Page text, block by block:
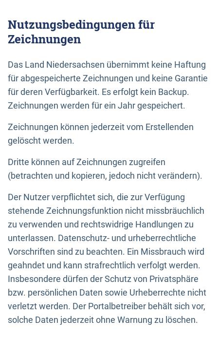
Nutzungsbedingungen für
Zeichnungen
Das Land Niedersachsen übernimmt keine Haftung
für abgespeicherte Zeichnungen und keine Garantie
für deren Verfügbarkeit. Es erfolgt kein Backup.
Zeichnungen werden für ein Jahr gespeichert.
Zeichnungen können jederzeit vom Erstellenden
gelöscht werden.
Dritte können auf Zeichnungen zugreifen
(betrachten und kopieren, jedoch nicht verändern).
Der Nutzer verpflichtet sich, die zur Verfügung
stehende Zeichnungsfunktion nicht missbräuchlich
zu verwenden und rechtswidrige Handlungen zu
unterlassen. Datenschutz- und urheberrechtliche
Vorschriften sind zu beachten. Ein Missbrauch wird
geahndet und kann strafrechtlich verfolgt werden.
Insbesondere dürfen der Schutz von Privatsphäre
bzw. persönlichen Daten sowie Urheberrechte nicht
verletzt werden. Der Portalbetreiber behält sich vor,
solche Daten jederzeit ohne Warnung zu löschen.